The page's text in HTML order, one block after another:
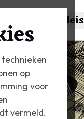
op
voor
vermeld.
Het Paleis